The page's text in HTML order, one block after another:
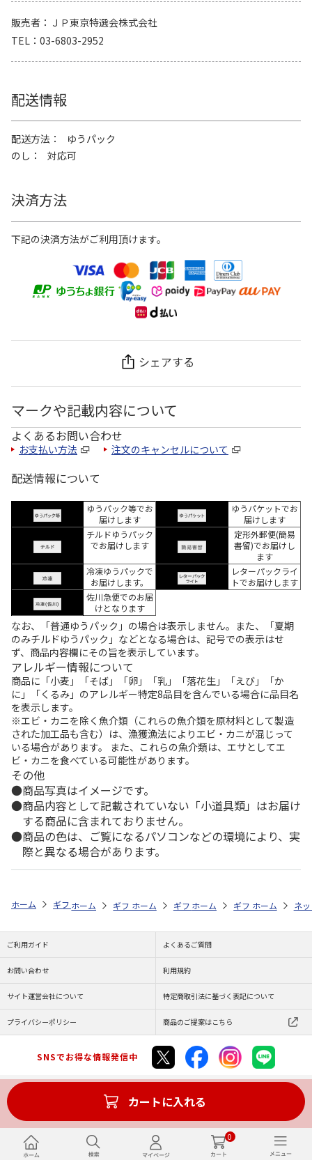
0
販売者
ＪＰ東京特選会株式会社
TEL
03-6803-2952
配送情報
配送方法
ゆうパック
のし
対応可
決済方法
下記の決済方法がご利用頂けます。
シェアする
マークや記載内容について
よくあるお問い合わせ
お支払い方法 注文のキャンセルについて
配送情報について
ゆうパック等でお
届けします
ゆうパケットでお
届けします
チルドゆうパック
でお届けします
定形外郵便(簡易
書留)でお届けし
ます
冷凍ゆうパックで
お届けします。
レターパックライ
トでお届けします
佐川急便でのお届
けとなります
なお、「普通ゆうパック」の場合は表示しません。また、「夏期
のみチルドゆうパック」などとなる場合は、記号での表示はせ
ず、商品内容欄にその旨を表示しています。
アレルギー情報について
商品に「小麦」「そば」「卵」「乳」「落花生」「えび」「か
に」「くるみ」のアレルギー特定8品目を含んでいる場合に品目名
を表示します。
※エビ・カニを除く魚介類（これらの魚介類を原材料として製造
された加工品も含む）は、漁獲漁法によりエビ・カニが混じって
いる場合があります。 また、これらの魚介類は、エサとしてエ
ビ・カニを食べている可能性があります。
その他
商品写真はイメージです。
商品内容として記載されていない「小道具類」はお届け
する商品に含まれておりません。
商品の色は、ご覧になるパソコンなどの環境により、実
際と異なる場合があります。
カートに入れる
ホーム ギフトストア お中元・夏ギフト特集 2026 お菓子・スイーツ
ホーム ギフトストア お中元・夏ギフト特集 2026
ホーム ギフトストア お中元・夏ギフト
ホーム ギフトストア お
ホーム ネ
ご利用ガイド よくあるご質問
お問い合わせ 利用規約
サイト運営会社について 特定商取引法に基づく表記について
プライバシーポリシー 商品のご提案はこちら
SNSでお得な情報発信中